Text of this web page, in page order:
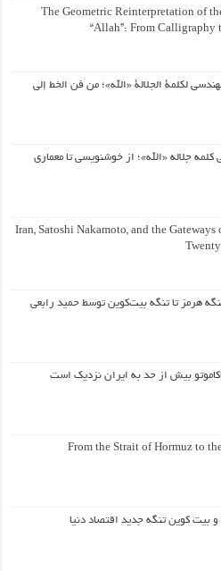
The Geometric Reinterpretation of
“Allah”: From Calligraphy
لكلمة الجلالة «الله»؛ من فن الخط إلى
کلمه جلاله «الله»؛ از خوشنویسی تا معماری
Iran, Satoshi Nakamoto, and the Gateways
هرمز تا تنگه بیت‌کوین توسط حمید رابعی
بیش از حد به ایران نزدیک است
From the Strait of Hormuz to
و بیت کوین تنگه جدید اقتصاد دنیا